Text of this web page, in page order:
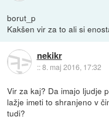
borut_p
Kakšen vir za to ali si
nekikr
::8. maj 2016, 17:32
Vir za kaj? Da imajo ljudje
lažje imeti to shranjeno v
tudi?